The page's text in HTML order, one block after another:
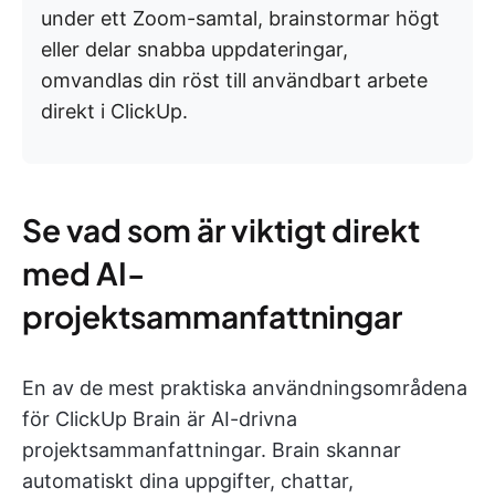
under ett Zoom-samtal, brainstormar högt
eller delar snabba uppdateringar,
omvandlas din röst till användbart arbete
direkt i ClickUp.
Se vad som är viktigt direkt
med AI-
projektsammanfattningar
En av de mest praktiska användningsområdena
för ClickUp Brain är AI-drivna
projektsammanfattningar. Brain skannar
automatiskt dina uppgifter, chattar,